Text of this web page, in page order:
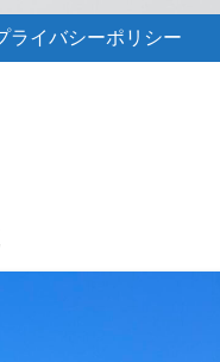
ライバシーポリシー